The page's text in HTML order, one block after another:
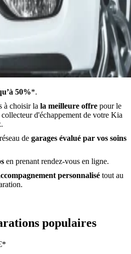
50%*.
à choisir la la meilleure offre pour le
d'échappement de votre Kia
de garages évalué par vos soins
en prenant rendez-vous en ligne.
personnalisé tout au
populaires